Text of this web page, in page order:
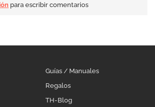
para escribir comentarios
Guías / Manuales
Regalos
TH-Blog